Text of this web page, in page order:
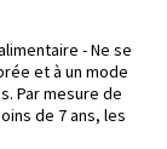
- Ne se
et à un mode
Par mesure de
de 7 ans, les